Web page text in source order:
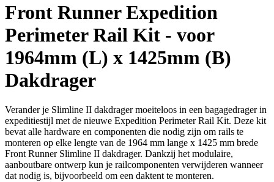
Front Runner Expedition
Perimeter Rail Kit - voor
1964mm (L) x 1425mm (B)
Dakdrager
Verander je Slimline II dakdrager moeiteloos in een bagagedrager in
expeditiestijl met de nieuwe Expedition Perimeter Rail Kit. Deze kit
bevat alle hardware en componenten die nodig zijn om rails te
monteren op elke lengte van de 1964 mm lange x 1425 mm brede
Front Runner Slimline II dakdrager. Dankzij het modulaire,
aanboutbare ontwerp kun je railcomponenten verwijderen wanneer
dat nodig is, bijvoorbeeld om een daktent te monteren.